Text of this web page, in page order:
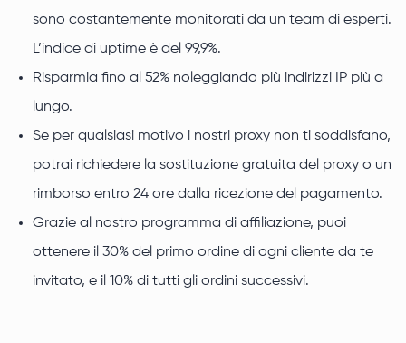
sono costantemente monitorati da un team di esperti.
L’indice di uptime è del 99,9%.
Risparmia fino al 52% noleggiando più indirizzi IP più a
lungo.
Se per qualsiasi motivo i nostri proxy non ti soddisfano,
potrai richiedere la sostituzione gratuita del proxy o un
rimborso entro 24 ore dalla ricezione del pagamento.
Grazie al nostro programma di affiliazione, puoi
ottenere il 30% del primo ordine di ogni cliente da te
invitato, e il 10% di tutti gli ordini successivi.